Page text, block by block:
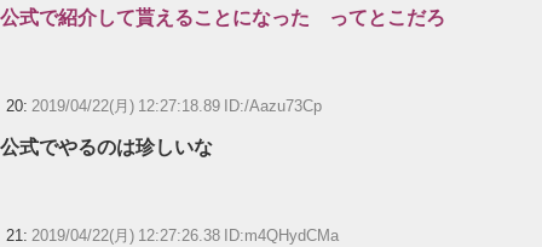
公式で紹介して貰えることになった ってとこだろ
20: 2019/04/22(月) 12:27:18.89 ID:/Aazu73Cp
公式でやるのは珍しいな
21: 2019/04/22(月) 12:27:26.38 ID:m4QHydCMa